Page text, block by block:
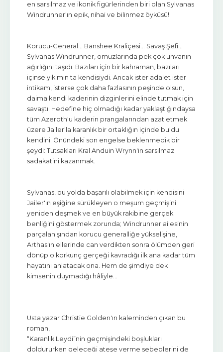
en sarsılmaz ve ikonik figürlerinden biri olan Sylvanas
Windrunner'ın epik, nihai ve bilinmez öyküsü!
Korucu-General… Banshee Kraliçesi… Savaş Şefi…
Sylvanas Windrunner, omuzlarında pek çok unvanın
ağırlığını taşıdı. Bazıları için bir kahraman, bazıları
içinse yıkımın ta kendisiydi. Ancak ister adalet ister
intikam, isterse çok daha fazlasının peşinde olsun,
daima kendi kaderinin dizginlerini elinde tutmak için
savaştı. Hedefine hiç olmadığı kadar yaklaştığındaysa
tüm Azeroth'u kaderin prangalarından azat etmek
üzere Jailer'la karanlık bir ortaklığın içinde buldu
kendini. Önündeki son engelse beklenmedik bir
şeydi: Tutsakları Kral Anduin Wrynn'in sarsılmaz
sadakatini kazanmak.
Sylvanas, bu yolda başarılı olabilmek için kendisini
Jailer'ın eşiğine sürükleyen o meşum geçmişini
yeniden deşmek ve en büyük rakibine gerçek
benliğini göstermek zorunda; Windrunner ailesinin
parçalanışından korucu generalliğe yükselişine,
Arthas'ın ellerinde can verdikten sonra ölümden geri
dönüp o korkunç gerçeği kavradığı ilk ana kadar tüm
hayatını anlatacak ona. Hem de şimdiye dek
kimsenin duymadığı hâliyle…
Usta yazar Christie Golden'ın kaleminden çıkan bu
roman,
“Karanlık Leydi”nin geçmişindeki boşlukları
doldururken geleceği ateşe verme sebeplerini de